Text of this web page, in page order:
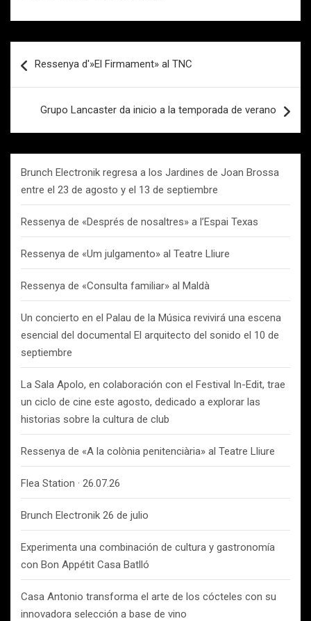
de
Ressenya d'»El Firmament» al TNC
Grupo Lancaster da inicio a la temporada de verano
Brunch Electronik regresa a los Jardines de Joan Brossa
entre el 23 de agosto y el 13 de septiembre
Ressenya de «Després de nosaltres» a l’Espai Texas
Ressenya de «Um julgamento» al Teatre Lliure
Ressenya de «Consulta familiar» al Maldà
Un concierto en el Palau de la Música revivirá una escena
esencial del documental El arquitecto del sonido el 10 de
septiembre
La Sala Apolo, en colaboración con el Festival In-Edit, trae
un ciclo de cine este agosto, dedicado a explorar las
historias sobre la cultura de club
Ressenya de «A la colònia penitenciària» al Teatre Lliure
Flea Station · 26.07.26
Brunch Electronik 26 de julio
Experimenta una combinación de cultura y gastronomía
con Bon Appétit Casa Batlló
Casa Antonio transforma el arte de los cócteles con su
innovadora selección a base de vino